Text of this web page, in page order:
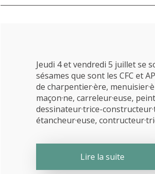
Jeudi 4 et vendredi 5 juillet se
sésames que sont les CFC et
de charpentier·ère,
maçon·ne, carreleur·euse,
dessinateur·trice-
étancheur·euse,
Lire la suite